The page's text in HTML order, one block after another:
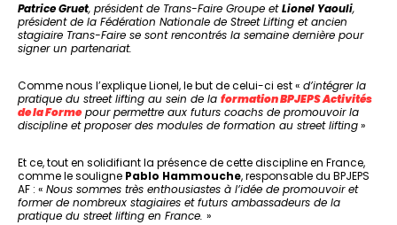
Patrice Gruet, président de Trans-Faire Groupe etLionel Yaouli,
président de la Fédération Nationale de Street Lifting et ancien
stagiaire Trans-Faire se sont rencontrés la semaine dernière pour
signer un partenariat.
Comme nous l’explique Lionel, le but de celui-ci est « d’intégrer la
pratique du street lifting au sein de la formation BPJEPS Activités
de la Formepour permettre aux futurs coachs de promouvoir la
discipline et proposer des modules de formation au street lifting»
Et ce, tout en solidifiant la présence de cette discipline en France,
comme le souligne Pablo Hammouche, responsable du BPJEPS
AF : « Nous sommes très enthousiastes à l’idée de promouvoir et
former de nombreux stagiaires et futurs ambassadeurs de la
pratique du street lifting en France. »